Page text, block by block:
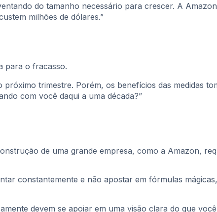
do tamanho necessário para crescer. A
milhões de dólares.”
para o fracasso.
trimestre. Porém, os benefícios das medidas
com você daqui a uma década?”
de uma grande empresa, como a Amazon,
constantemente e não apostar em fórmulas
devem se apoiar em uma visão clara do que